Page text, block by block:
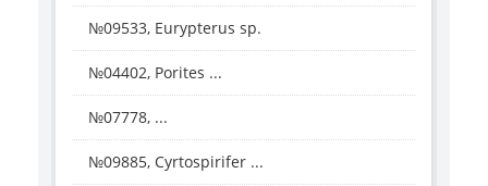
№09533, Eurypterus sp.
№04402, Porites ...
№07778, ...
№09885, Cyrtospirifer ...